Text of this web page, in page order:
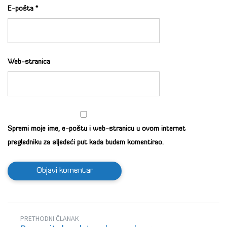
E-pošta *
Web-stranica
Spremi moje ime, e-poštu i web-stranicu u ovom internet
pregledniku za sljedeći put kada budem komentirao.
PRETHODNI ČLANAK